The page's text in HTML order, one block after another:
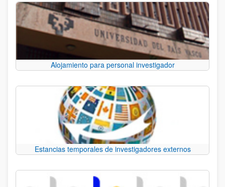
Alojamiento para personal investigador
Estancias temporales de investigadores externos